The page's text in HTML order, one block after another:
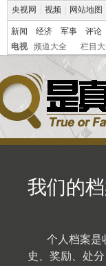
央视网 视频 网站地图
新闻 经济 军事 评论
电视
频道大全 栏目
我们的
个人档案是
史、奖励、处